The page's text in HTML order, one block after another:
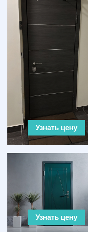
Узнать цену
Узнать цену